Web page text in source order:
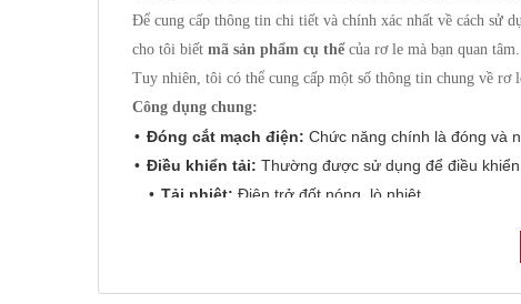
Để cung cấp thông tin chi tiết và chính xác nhất về cách sử
cho tôi biết mã sản phẩm cụ thể của rơ le mà bạn quan tâm.
Tuy nhiên, tôi có thể cung cấp một số thông tin chung về rơ
Công dụng chung:
Đóng cắt mạch điện: Chức năng chính là đóng và
Điều khiển tải: Thường được sử dụng để điều
Tải nhiệt: Điện trở đốt nóng, lò nhiệt.